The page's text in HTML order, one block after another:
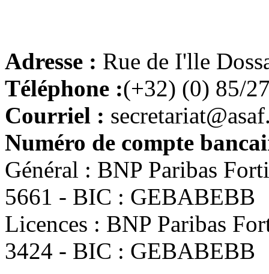
Adresse : Rue de I'lle
Téléphone :(+32) (0) 85/
Courriel :
Numéro de compte
Général : BNP Paribas
5661 - BIC : GEBABEBB
Licences : BNP Paribas
3424 - BIC : GEBABEBB